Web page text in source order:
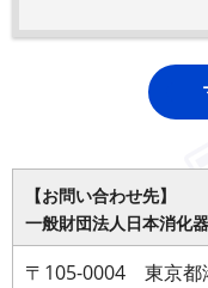
【お問い合わせ先】
一般財団法人日本消化
〒105-0004 東京都